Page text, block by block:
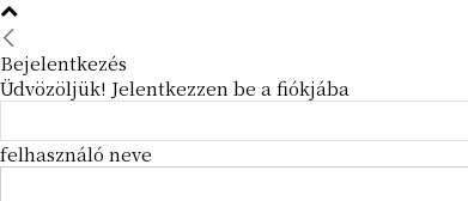
Bejelentkezés
Üdvözöljük! Jelentkezzen be a fiókjába
felhasználó neve